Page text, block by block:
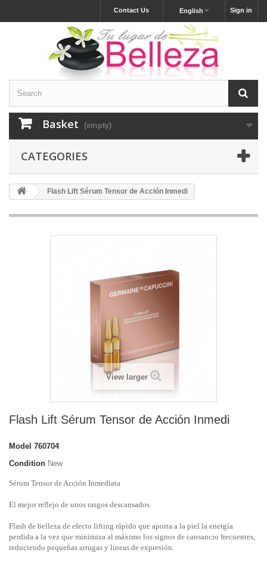
Sign in
English
Contact Us
Basket (empty)
CATEGORIES
Flash Lift Sérum Tensor de Acción Inmedi
View larger
Flash Lift Sérum Tensor de Acción Inmedi
Model 760704
Condition New
Sérum Tensor de Acción Inmediata
El mejor reflejo de unos rasgos descansados.
Flash de belleza de efecto lifting rápido que aporta a la piel la energía
perdida a la vez que minimiza al máximo los signos de cansancio frecuentes,
reduciendo pequeñas arrugas y líneas de expresión.